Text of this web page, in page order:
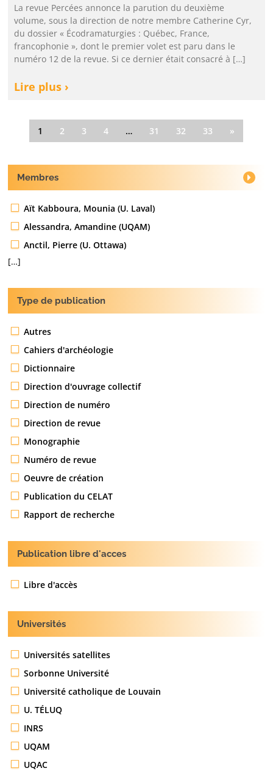
La revue Percées annonce la parution du deuxième
volume, sous la direction de notre membre Catherine Cyr,
du dossier « Écodramaturgies : Québec, France,
francophonie », dont le premier volet est paru dans le
numéro 12 de la revue. Si ce dernier était consacré à […]
Lire plus ›
1 2 3 4 … 31 32 33 »
Membres
Aït Kabboura, Mounia (U. Laval)
Alessandra, Amandine (UQAM)
Anctil, Pierre (U. Ottawa)
[…]
Type de publication
Autres
Cahiers d'archéologie
Dictionnaire
Direction d'ouvrage collectif
Direction de numéro
Direction de revue
Monographie
Numéro de revue
Oeuvre de création
Publication du CELAT
Rapport de recherche
Publication libre d'acces
Libre d'accès
Universités
Universités satellites
Sorbonne Université
Université catholique de Louvain
U. TÉLUQ
INRS
UQAM
UQAC